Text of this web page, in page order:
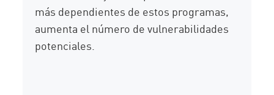
más dependientes de estos programas,
aumenta el número de vulnerabilidades
potenciales.